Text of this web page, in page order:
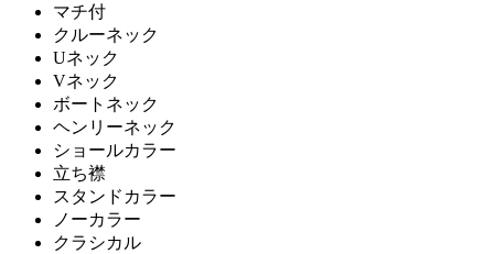
マチ付
クルーネック
Uネック
Vネック
ボートネック
ヘンリーネック
ショールカラー
立ち襟
スタンドカラー
ノーカラー
クラシカル